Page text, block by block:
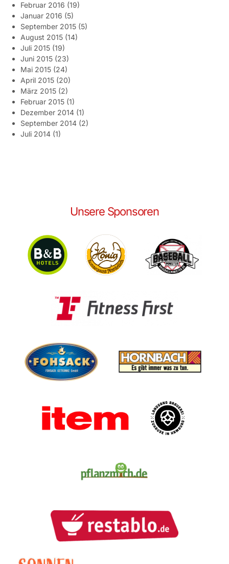
Februar 2016 (19)
Januar 2016 (5)
September 2015 (5)
August 2015 (14)
Juli 2015 (19)
Juni 2015 (23)
Mai 2015 (24)
April 2015 (20)
März 2015 (2)
Februar 2015 (1)
Dezember 2014 (1)
September 2014 (2)
Juli 2014 (1)
Unsere Sponsoren